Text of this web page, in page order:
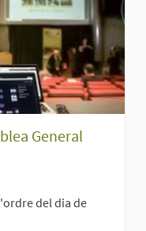
General
del dia de